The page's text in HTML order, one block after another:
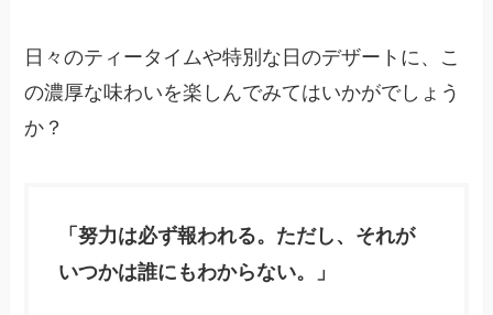
日々のティータイムや特別な日のデザートに、こ
の濃厚な味わいを楽しんでみてはいかがでしょう
か？
「努力は必ず報われる。ただし、それが
いつかは誰にもわからない。」